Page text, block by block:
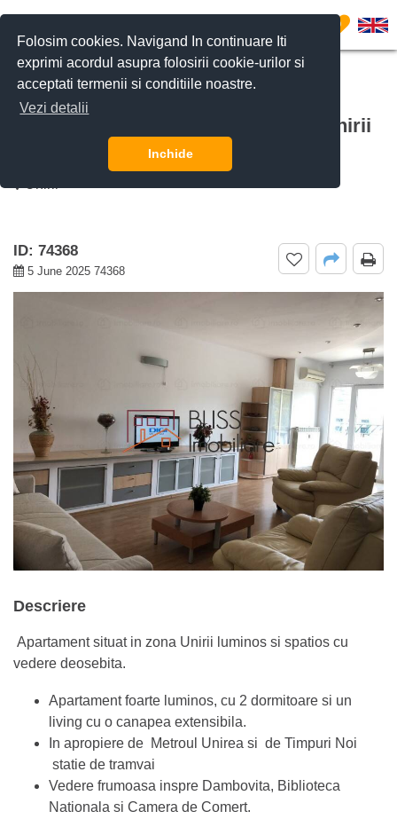
Folosim cookies. Navigand In continuare Iti
exprimi acordul asupra folosirii cookie-urilor si
acceptati termenii si conditiile noastre.
Vezi detalii
Inchide
0
De inchiriat apartament 3 camere Unirii
(Manastirea Radu Voda), Bucuresti
ID: 74368
5 June 2025 74368
Descriere
Apartament situat in zona Unirii luminos si spatios cu
vedere deosebita.
Apartament foarte luminos, cu 2 dormitoare si un
living cu o canapea extensibila.
In apropiere de Metroul Unirea si de Timpuri Noi
statie de tramvai
Vedere frumoasa inspre Dambovita, Biblioteca
Nationala si Camera de Comert.
CERE DETALII SUNĂ-NE